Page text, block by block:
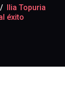
/
‎Ilia Topuria
éxito